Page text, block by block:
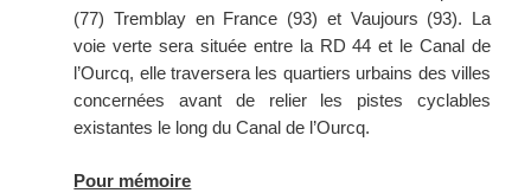
(77) Tremblay en France (93) et Vaujours (93). La
voie verte sera située entre la RD 44 et le Canal de
l’Ourcq, elle traversera les quartiers urbains des villes
concernées avant de relier les pistes cyclables
existantes le long du Canal de l’Ourcq.
Pour mémoire